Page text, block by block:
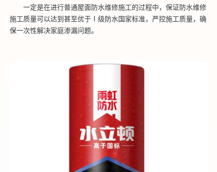
一定是在进行普通屋面防水维修施工的过程中，保证防水维修
施工质量可以达到甚至优于 Ⅰ级防水国家标准，严控施工质量，确
保一次性解决家庭渗漏问题。